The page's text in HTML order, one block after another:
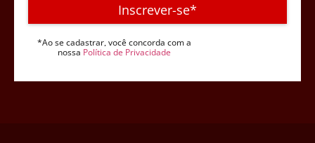
Inscrever-se*
*Ao se cadastrar, você concorda com a
nossa Política de Privacidade